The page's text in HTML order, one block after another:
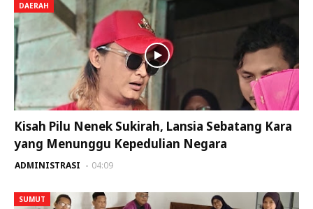
DAERAH
Kisah Pilu Nenek Sukirah, Lansia Sebatang Kara
yang Menunggu Kepedulian Negara
ADMINISTRASI 04:09
SUMUT